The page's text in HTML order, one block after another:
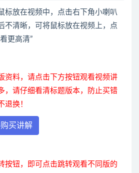
标放在视频中，点击右下角小喇叭
不清晰，可将鼠标放在视频上，点
更高清”
资料，请点击下方按钮观看视频讲
，请仔细看清标题版本，防止买错
退换！
买讲解
按钮，即可点击跳转观看不同版的